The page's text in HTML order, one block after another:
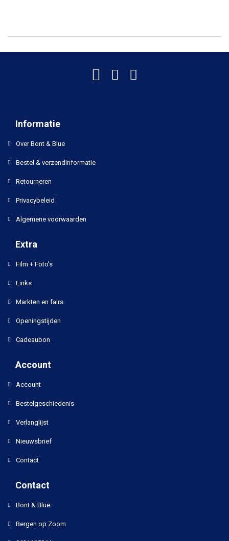
Informatie
Over Bont & Blue
Bestel & verzendinformatie
Retourneren
Privacybeleid
Algemene voorwaarden
Extra
Film + Foto's
Links
Markten en fairs
Openingstijden
Cadeaubon
Account
Account
Bestelgeschiedenis
Verlanglijst
Nieuwsbrief
Contact
Contact
Bont & Blue
Bergen op Zoom